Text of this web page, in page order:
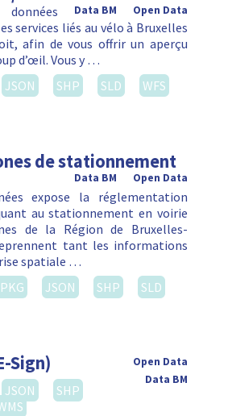
Open Data
Data BM
services liés au vélo à Bruxelles
afin de vous offrir un aperçu
d’œil. Vous y …
JSON SHP SLD
WFS
de stationnement
Open Data
Data BM
expose la réglementation
au stationnement en voirie
de la Région de Bruxelles-
tant les informations
spatiale …
JSON SHP
SLD
Sign)
Open Data
Data BM
JSON
SHP